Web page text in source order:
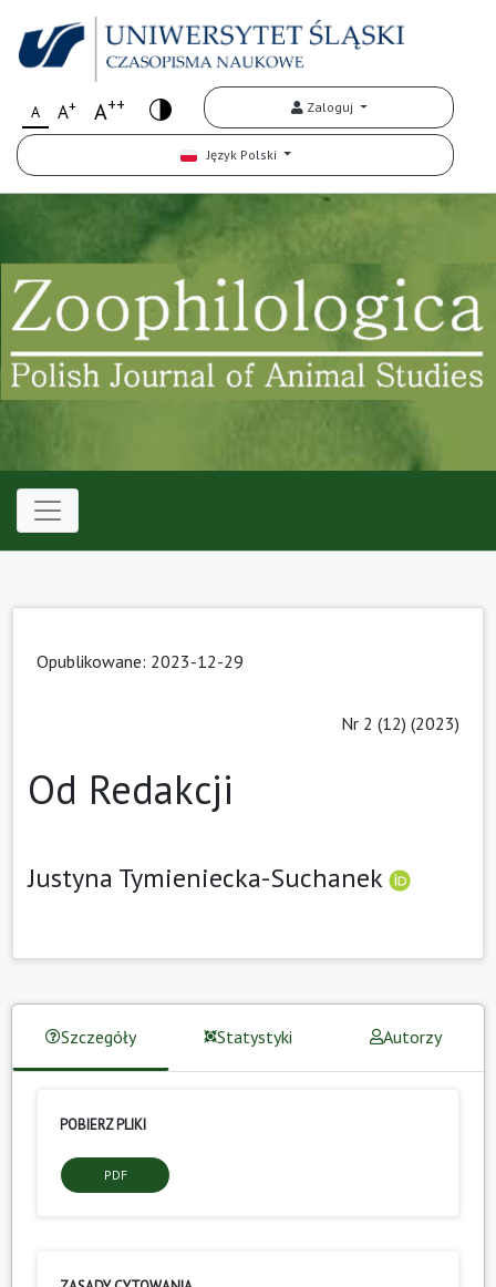
A A+ A++ Zaloguj
Język Polski
Opublikowane: 2023-12-29
Nr 2 (12) (2023)
Od Redakcji
Justyna Tymieniecka-Suchanek
Szczegóły Statystyki Autorzy
POBIERZ PLIKI
PDF